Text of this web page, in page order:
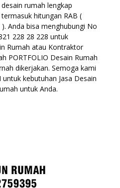
rumah lengkap
hitungan RAB (
Anda bisa menghubungi No
228 28 228 untuk
Rumah atau Kontraktor
PORTFOLIO Desain Rumah
dikerjakan. Semoga kami
kebutuhan Jasa Desain
untuk Anda.